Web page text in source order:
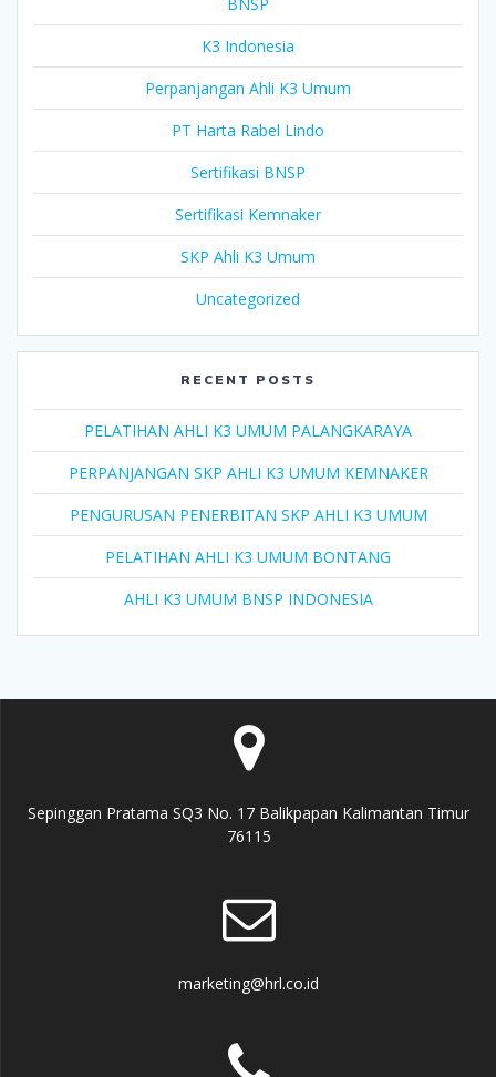
BNSP
K3 Indonesia
Perpanjangan Ahli K3 Umum
PT Harta Rabel Lindo
Sertifikasi BNSP
Sertifikasi Kemnaker
SKP Ahli K3 Umum
Uncategorized
RECENT POSTS
PELATIHAN AHLI K3 UMUM PALANGKARAYA
PERPANJANGAN SKP AHLI K3 UMUM KEMNAKER
PENGURUSAN PENERBITAN SKP AHLI K3 UMUM
PELATIHAN AHLI K3 UMUM BONTANG
AHLI K3 UMUM BNSP INDONESIA
Sepinggan Pratama SQ3 No. 17 Balikpapan Kalimantan Timur
76115
marketing@hrl.co.id